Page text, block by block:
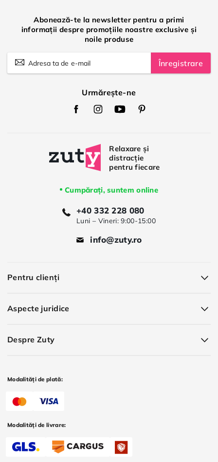
Abonează-te la newsletter pentru a primi
informații despre promoțiile noastre exclusive și
noile produse
Înregistrare
Urmărește-ne
Zuty
Facebook
Zuty
Instagram
Zuty
Youtube
Zuty
Pinterest
Cumpărați, suntem online
+40 332 228 080
Luni – Vineri: 9:00-15:00
info@zuty.ro
Pentru clienți
Aspecte juridice
Despre Zuty
Modalități de plată:
Modalități de livrare: